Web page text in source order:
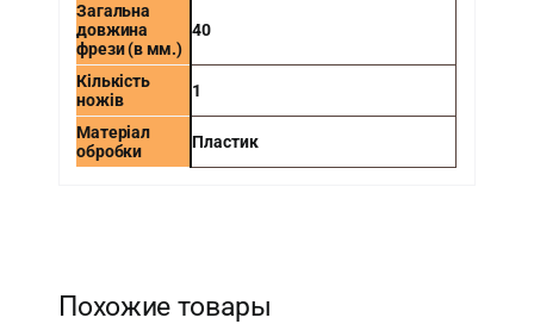
Загальна
довжина
фрези (в мм.)
40
Кількість
ножів
1
Матеріал
обробки
Пластик
Похожие товары